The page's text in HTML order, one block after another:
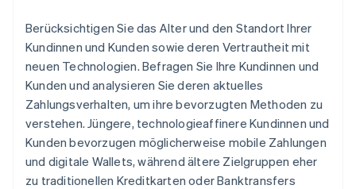
Berücksichtigen Sie das Alter und den Standort Ihrer
Kundinnen und Kunden sowie deren Vertrautheit mit
neuen Technologien. Befragen Sie Ihre Kundinnen und
Kunden und analysieren Sie deren aktuelles
Zahlungsverhalten, um ihre bevorzugten Methoden zu
verstehen. Jüngere, technologieaffinere Kundinnen und
Kunden bevorzugen möglicherweise mobile Zahlungen
und digitale Wallets, während ältere Zielgruppen eher
zu traditionellen Kreditkarten oder Banktransfers